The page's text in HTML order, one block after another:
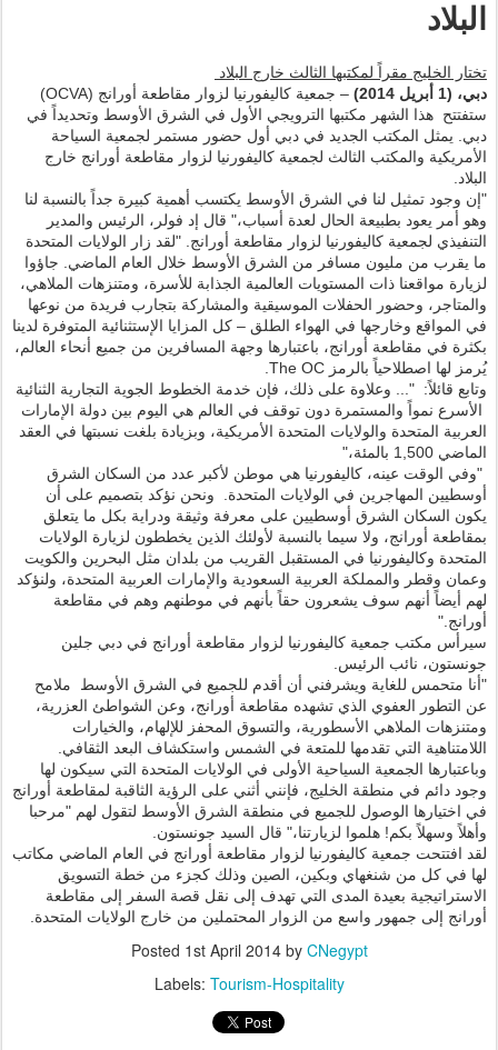
البلاد
تختار الخليج مقراً لمكتبها الثالث خارج البلاد
دبي، (1 أبريل 2014)
– جمعية كاليفورنيا لزوار مقاطعة أورانج (OCVA)
ستفتتح هذا الشهر مكتبها الترويجي الأول في الشرق الأوسط وتحديداً في
دبي. يمثل المكتب الجديد في دبي أول حضور مستمر لجمعية السياحة
الأمريكية والمكتب الثالث لجمعية كاليفورنيا لزوار مقاطعة أورانج خارج
البلاد.
"إن وجود تمثيل لنا في الشرق الأوسط يكتسب أهمية كبيرة جداً بالنسبة لنا
وهو أمر يعود بطبيعة الحال لعدة أسباب،" قال إد فولر، الرئيس والمدير
التنفيذي لجمعية كاليفورنيا لزوار مقاطعة أورانج. "لقد زار الولايات المتحدة
ما يقرب من مليون مسافر من الشرق الأوسط خلال العام الماضي. جاؤوا
لزيارة مواقعنا ذات المستويات العالمية الجذابة للأسرة، ومتنزهات الملاهي،
والمتاجر، وحضور الحفلات الموسيقية والمشاركة بتجارب فريدة من نوعها
في المواقع وخارجها في الهواء الطلق – كل المزايا الإستثنائية المتوفرة لدينا
بكثرة في مقاطعة أورانج، باعتبارها وجهة المسافرين من جميع أنحاء العالم،
يُرمز لها اصطلاحياً بالرمز The OC.
وتابع قائلاً: "... وعلاوة على ذلك، فإن خدمة الخطوط الجوية التجارية الثنائية
الأسرع نمواً والمستمرة دون توقف في العالم هي اليوم بين دولة الإمارات
العربية المتحدة والولايات المتحدة الأمريكية، وبزيادة بلغت نسبتها في العقد
الماضي 1,500 بالمئة،"
"وفي الوقت عينه، كاليفورنيا هي موطن لأكبر عدد من السكان الشرق
أوسطيين المهاجرين في الولايات المتحدة. ونحن نؤكد بتصميم على أن
يكون السكان الشرق أوسطيين على معرفة وثيقة ودراية بكل ما يتعلق
بمقاطعة أورانج، ولا سيما بالنسبة لأولئك الذين يخططون لزيارة الولايات
المتحدة وكاليفورنيا في المستقبل القريب من بلدان مثل البحرين والكويت
وعمان وقطر والمملكة العربية السعودية والإمارات العربية المتحدة، ولنؤكد
لهم أيضاً أنهم سوف يشعرون حقاً بأنهم في موطنهم وهم في مقاطعة
أورانج."
سيرأس مكتب جمعية كاليفورنيا لزوار مقاطعة أورانج في دبي جلين
جونستون، نائب الرئيس.
"أنا متحمس للغاية ويشرفني أن أقدم للجميع في الشرق الأوسط ملامح
عن التطور العفوي الذي تشهده مقاطعة أورانج، وعن الشواطئ العزرية،
ومتنزهات الملاهي الأسطورية، والتسوق المحفز للإلهام، والخيارات
اللامتناهية التي تقدمها للمتعة في الشمس واستكشاف البعد الثقافي.
وباعتبارها الجمعية السياحية الأولى في الولايات المتحدة التي سيكون لها
وجود دائم في منطقة الخليج، فإنني أثني على الرؤية الثاقبة لمقاطعة أورانج
في اختيارها الوصول للجميع في منطقة الشرق الأوسط لتقول لهم "مرحبا
وأهلاً وسهلاً بكم! هلموا لزيارتنا،" قال السيد جونستون.
لقد افتتحت جمعية كاليفورنيا لزوار مقاطعة أورانج في العام الماضي مكاتب
لها في كل من شنغهاي وبكين، الصين وذلك كجزء من خطة التسويق
الاستراتيجية بعيدة المدى التي تهدف إلى نقل قصة السفر إلى مقاطعة
أورانج إلى جمهور واسع من الزوار المحتملين من خارج الولايات المتحدة.
Posted 1st April 2014by CNegypt
Labels: Tourism-Hospitality